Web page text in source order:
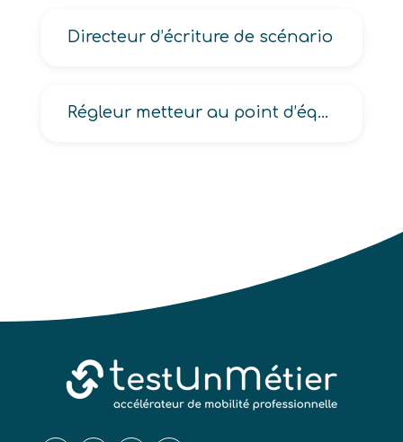
Directeur d’écriture de scénario
Régleur metteur au point d’équipements industriels